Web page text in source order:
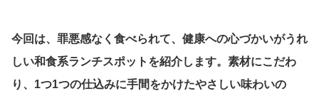
今回は、罪悪感なく食べられて、健康への心づかいがうれ
しい和食系ランチスポットを紹介します。素材にこだわ
り、1つ1つの仕込みに手間をかけたやさしい味わいの